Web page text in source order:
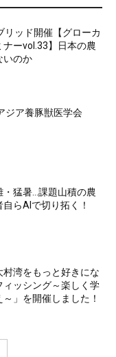
リッド開催【グローカ
ナーvol.33】日本の農
いのか
ジア養豚獣医学会
・猛暑…課題山積の農
らAIで切り拓く！
湾をもっと好きにな
ッシング～楽しく学
」を開催しました！